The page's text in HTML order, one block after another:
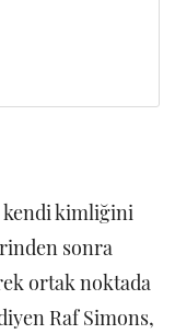
kendi kimliğini
sonra
ortak noktada
Raf Simons,